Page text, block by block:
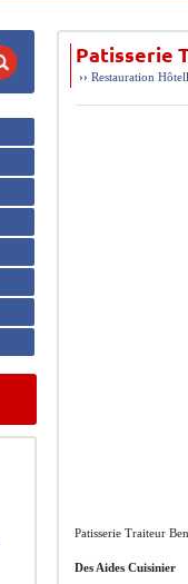
Patisserie
››Restauration
Patisserie Traiteur
Des Aides Cuisinier